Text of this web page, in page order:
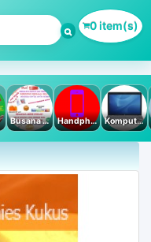
0 item(s)
Busana Muslim Handphone & Tablet Komputer PC & Laptop